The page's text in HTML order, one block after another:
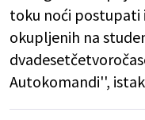
toku noći
okupljenih na
Autokomandi'',